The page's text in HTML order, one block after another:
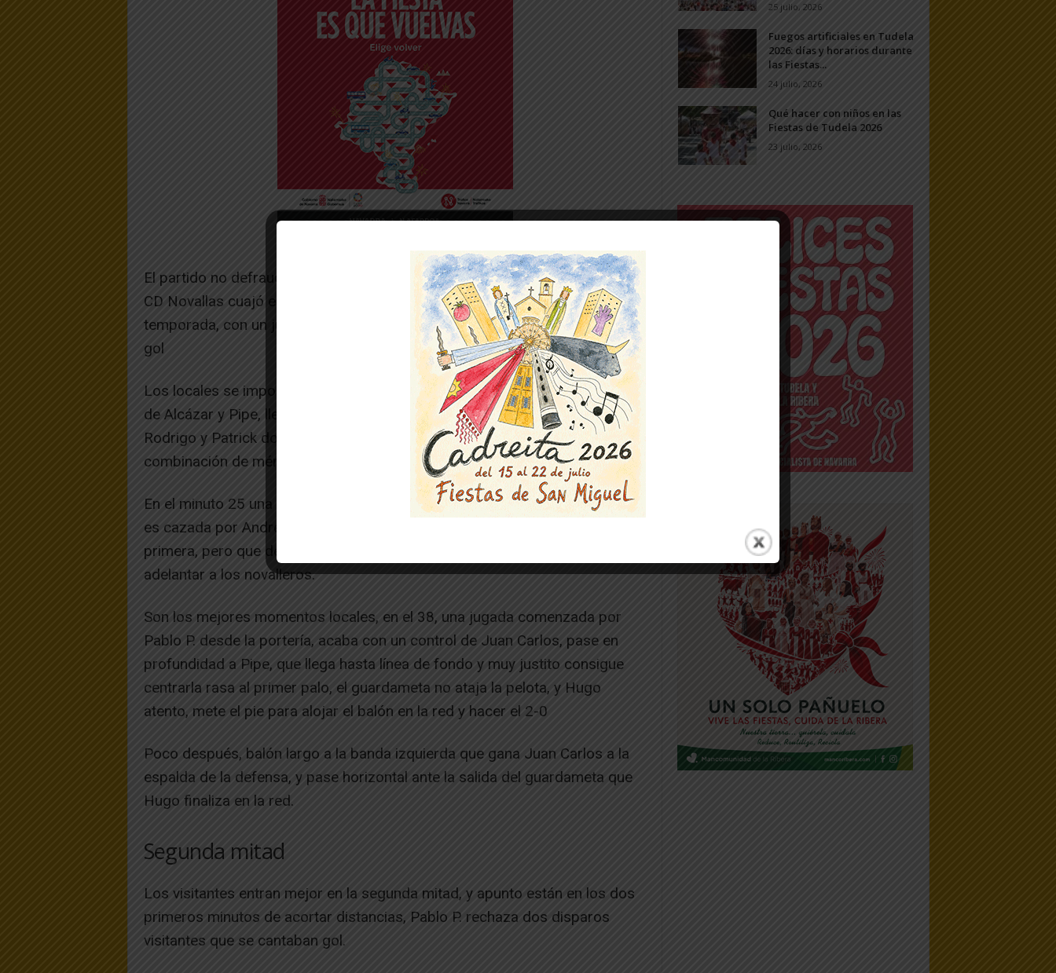
El partido no defraudo, y podríamos repartir una parte para cada equipo. El
CD Novallas cuajó en la primera mitad los mejores 45 minutos de la
temporada, con un juego alegre, intenso, combinando, y con la eficacia del
gol
Los locales se imponen en los primeros minutos, con llegadas por bandas
de Alcázar y Pipe, llegando hasta línea de fondo pero sin crear peligro.
Rodrigo y Patrick dominaban el centro del campo y logran alguna
combinación de mérito. Los visitantes apenas entran en juego.
En el minuto 25 una falta sacada desde la banda derecha por Juan Carlos
es cazada por Andrés en el punto penalti, que no consigue acertar a la
primera, pero que después consigue rehacerse y saca una puntera para
adelantar a los novalleros.
Son los mejores momentos locales, en el 38, una jugada comenzada por
Pablo P. desde la portería, acaba con un control de Juan Carlos, pase en
profundidad a Pipe, que llega hasta línea de fondo y muy justito consigue
centrarla rasa al primer palo, el guardameta no ataja la pelota, y Hugo
atento, mete el pie para alojar el balón en la red y hacer el 2-0
Poco después, balón largo a la banda izquierda que gana Juan Carlos a la
espalda de la defensa, y pase horizontal ante la salida del guardameta que
Hugo finaliza en la red.
Segunda mitad
Los visitantes entran mejor en la segunda mitad, y apunto están en los dos
primeros minutos de acortar distancias, Pablo P. rechaza dos disparos
visitantes que se cantaban gol.
25 julio, 2026
Fuegos artificiales en Tudela
2026: días y horarios durante
las Fiestas...
24 julio, 2026
Qué hacer con niños en las
Fiestas de Tudela 2026
23 julio, 2026